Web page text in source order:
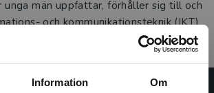
Information Om
män uppfattar, förhåller sig till och
och kommunikationsteknik (IKT)